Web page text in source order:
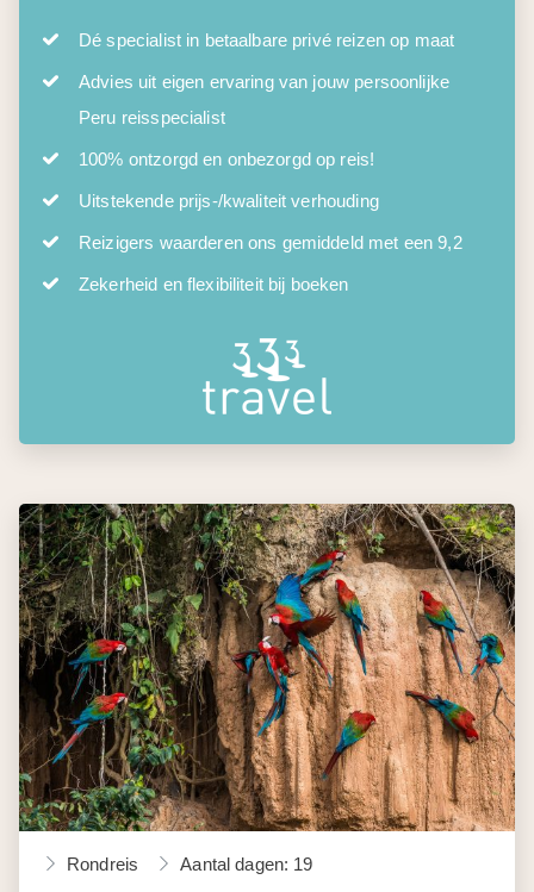
Dé specialist in betaalbare privé reizen op maat
Advies uit eigen ervaring van jouw persoonlijke
Peru reisspecialist
100% ontzorgd en onbezorgd op reis!
Uitstekende prijs-/kwaliteit verhouding
Reizigers waarderen ons gemiddeld met een 9,2
Zekerheid en flexibiliteit bij boeken
Rondreis Aantal dagen: 19